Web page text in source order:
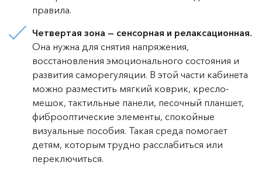
правила.
Четвертая зона — сенсорная и релаксационная.
Она нужна для снятия напряжения,
восстановления эмоционального состояния и
развития саморегуляции. В этой части кабинета
можно разместить мягкий коврик, кресло-
мешок, тактильные панели, песочный планшет,
фиброоптические элементы, спокойные
визуальные пособия. Такая среда помогает
детям, которым трудно расслабиться или
переключиться.